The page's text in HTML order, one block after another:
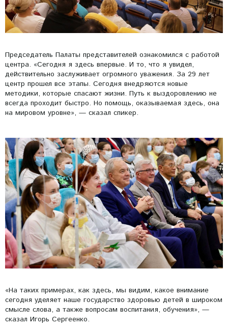
Председатель Палаты представителей ознакомился с работой
центра. «Сегодня я здесь впервые. И то, что я увидел,
действительно заслуживает огромного уважения. За 29 лет
центр прошел все этапы. Сегодня внедряются новые
методики, которые спасают жизни. Путь к выздоровлению не
всегда проходит быстро. Но помощь, оказываемая здесь, она
на мировом уровне», — сказал спикер.
«На таких примерах, как здесь, мы видим, какое внимание
сегодня уделяет наше государство здоровью детей в широком
смысле слова, а также вопросам воспитания, обучения», —
сказал Игорь Сергеенко.